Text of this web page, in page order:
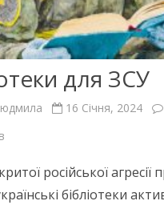
для ЗСУ
16 Січня, 2024
для
російської агресії
бібліотеки